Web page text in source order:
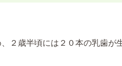
２歳半頃には２０本の乳歯が